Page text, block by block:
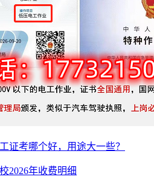
证考哪个好，用途大一些？